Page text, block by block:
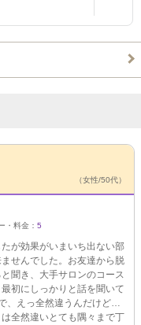
（女性/50代）
・料金： 5
が効果がいまいち出ない部
せんでした。お友達から脱
聞き、大手サロンのコース
初にしっかりと話を聞いて
、えっ全然違うんだけど…
全然違いとても隅々まで丁